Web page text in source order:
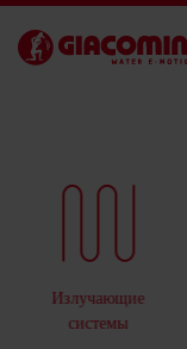
Излучающие
системы